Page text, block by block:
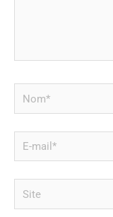
Nom*
mail*
Site